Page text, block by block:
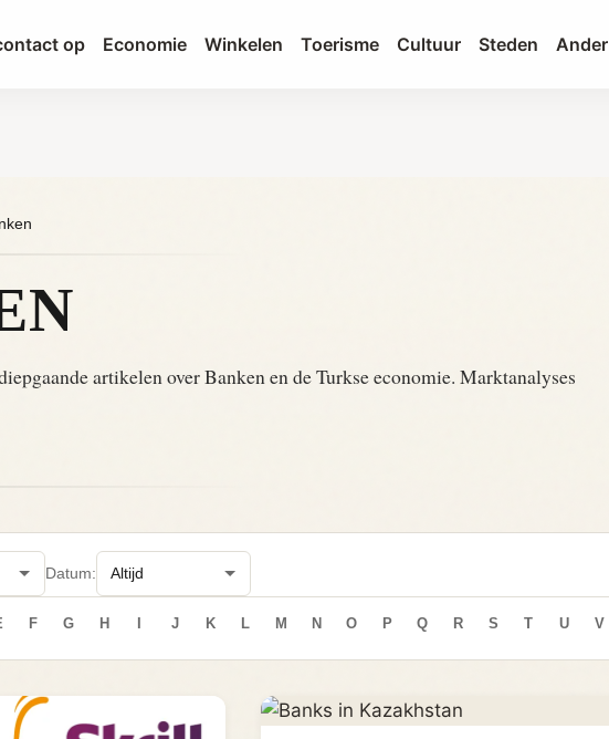
op Economie Winkelen Toerisme Cultuur Steden Ander
artikelen over Banken en de Turkse economie. Marktanalyses
Datum:
F G H J K L M N O P Q R S T U V